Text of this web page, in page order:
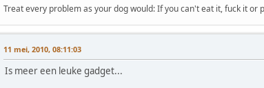
Treat every problem as your dog would: If you can't eat it, fuck it or
11 mei, 2010, 08:11:03
Is meer een leuke gadget...